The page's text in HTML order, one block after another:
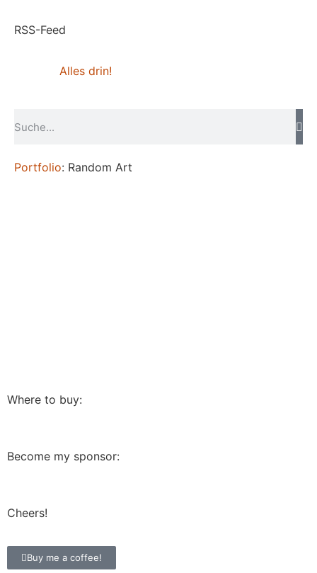
RSS-Feed
Alles drin!
Portfolio: Random Art
Where to buy:
Become my sponsor:
Cheers!
Buy me a coffee!